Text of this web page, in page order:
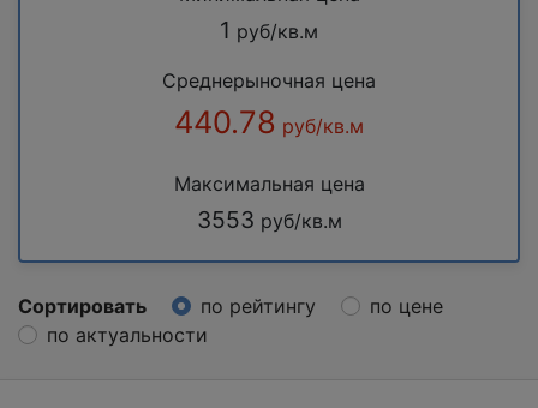
1 руб/кв.м
Среднерыночная цена
440.78 руб/кв.м
Максимальная цена
3553 руб/кв.м
Сортировать по рейтингу
по цене
по актуальности